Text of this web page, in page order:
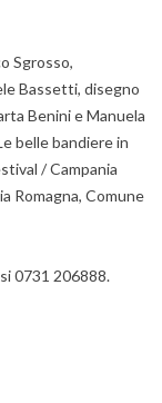
Sgrosso,
Bassetti, disegno
Benini e Manuela
belle bandiere in
/ Campania
Romagna, Comune
0731 206888.